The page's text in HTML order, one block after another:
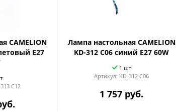
CAMELION
Е27
C12
Лампа настольная CAMELION
KD-312 C06 синий Е27 60W
1 шт
Артикул: KD-312 C06
1 757 руб.